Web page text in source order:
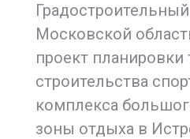
Московской
проект планировки
строительства
комплекса
зоны отдыха в